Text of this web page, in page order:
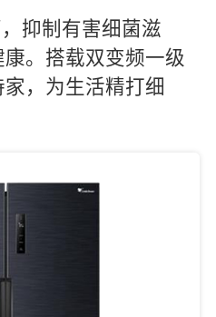
抑制有害细菌滋
。搭载双变频一级
，为生活精打细